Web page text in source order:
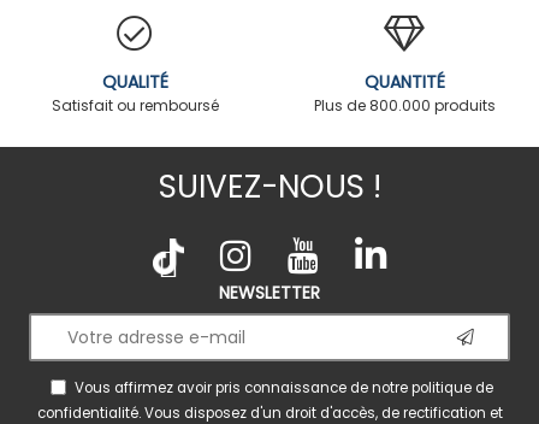
QUALITÉ
Satisfait ou remboursé
QUANTITÉ
Plus de 800.000 produits
SUIVEZ-NOUS !
NEWSLETTER
Vous affirmez avoir pris connaissance de notrepolitique de
confidentialité. Vous disposez d'un droit d'accès, de rectification et